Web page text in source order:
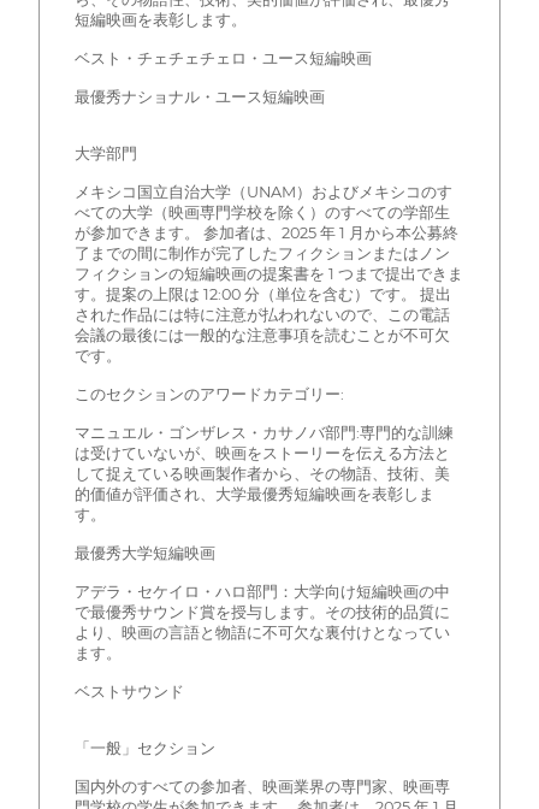
短編映画を表彰します。
ベスト・チェチェチェロ・ユース短編映画
最優秀ナショナル・ユース短編映画
大学部門
メキシコ国立自治大学（UNAM）およびメキシコのす
べての大学（映画専門学校を除く）のすべての学部生
が参加できます。 参加者は、2025 年 1 月から本公募終
了までの間に制作が完了したフィクションまたはノン
フィクションの短編映画の提案書を 1 つまで提出できま
す。提案の上限は 12:00 分（単位を含む）です。 提出
された作品には特に注意が払われないので、この電話
会議の最後には一般的な注意事項を読むことが不可欠
です。
このセクションのアワードカテゴリー:
マニュエル・ゴンザレス・カサノバ部門:専門的な訓練
は受けていないが、映画をストーリーを伝える方法と
して捉えている映画製作者から、その物語、技術、美
的価値が評価され、大学最優秀短編映画を表彰しま
す。
最優秀大学短編映画
アデラ・セケイロ・ハロ部門：大学向け短編映画の中
で最優秀サウンド賞を授与します。その技術的品質に
より、映画の言語と物語に不可欠な裏付けとなってい
ます。
ベストサウンド
「一般」セクション
国内外のすべての参加者、映画業界の専門家、映画専